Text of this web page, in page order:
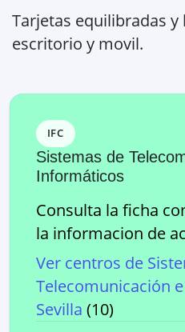
Tarjetas equilibradas
escritorio y movil.
IFC
Sistemas de
Informáticos
Consulta la ficha
la informacion de
Ver centros de
Telecomunicación
Sevilla (10)